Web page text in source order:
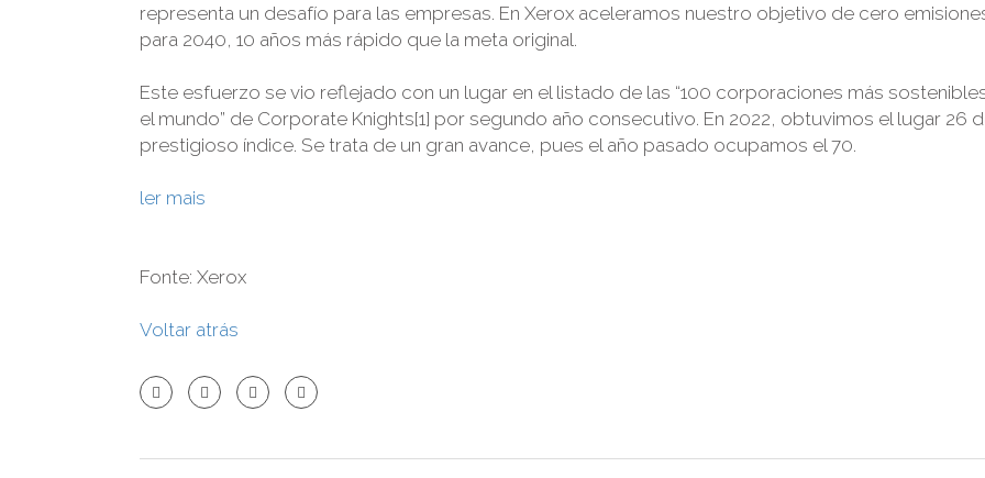
representa un desafío para las empresas. En Xerox aceleramos nuestro objetivo de cero
para 2040, 10 años más rápido que la meta original.
Este esfuerzo se vio reflejado con un lugar en el listado de las “100 corporaciones más
el mundo” de Corporate Knights[1] por segundo año consecutivo. En 2022, obtuvimos el lugar 26
prestigioso índice. Se trata de un gran avance, pues el año pasado ocupamos el 70.
ler mais
Fonte: Xerox
Voltar atrás